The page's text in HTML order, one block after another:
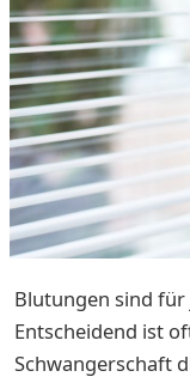
Blutungen sind für
Entscheidend ist
Schwangerschaft